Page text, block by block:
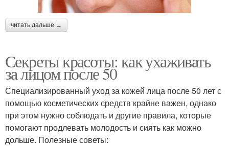
читать дальше →
Секреты красоты: как ухаживать
за лицом после 50
Специализированный уход за кожей лица после 50 лет с
помощью косметических средств крайне важен, однако
при этом нужно соблюдать и другие правила, которые
помогают продлевать молодость и сиять как можно
дольше. Полезные советы: